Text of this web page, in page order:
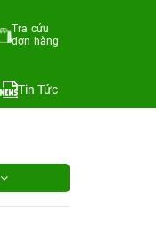
Tra cứu
đơn hàng
Tin Tức